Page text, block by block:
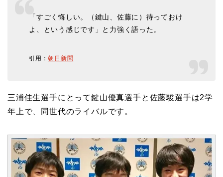
「すごく悔しい。（鍵山、佐藤に）待っておけ
よ、という感じです」と力強く語った。
引用：朝日新聞
三浦佳生選手にとって鍵山優真選手と佐藤駿選手は2学
年上で、同世代のライバルです。